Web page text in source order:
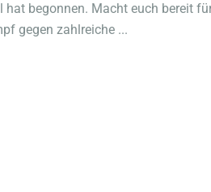
begonnen. Macht euch bereit
gegen zahlreiche ...